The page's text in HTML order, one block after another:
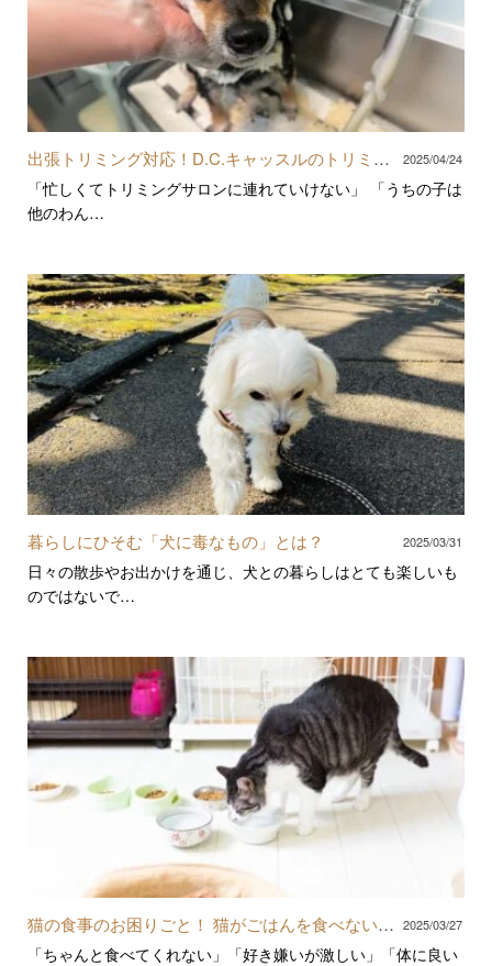
出張トリミング対応！D.C.キャッスルのトリミン
グ
2025/04/24
「忙しくてトリミングサロンに連れていけない」 「うちの子は
他のわん…
暮らしにひそむ「犬に毒なもの」とは？ 2025/03/31
日々の散歩やお出かけを通じ、犬との暮らしはとても楽しいも
のではないで…
猫の食事のお困りごと！ 猫がごはんを食べない理
由と対処法
2025/03/27
「ちゃんと食べてくれない」「好き嫌いが激しい」「体に良い